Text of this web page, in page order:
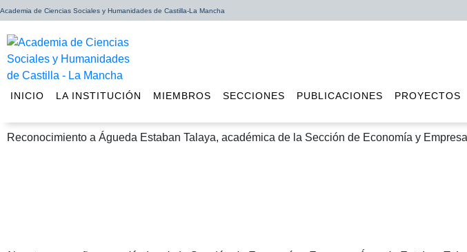
Academia de Ciencias Sociales y Humanidades de Castilla-La Mancha
INICIO LA INSTITUCIÓN MIEMBROS SECCIONES PUBLICACIONES PROYECTOS
Reconocimiento a Águeda Estaban Talaya, académica de la Sección de Economía y